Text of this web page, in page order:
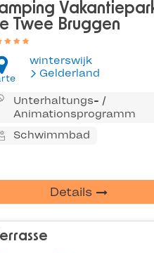
Twee Bruggen
winterswijk
Gelderland
Unterhaltungs- /
Animationsprogramm
Schwimmbad
Details